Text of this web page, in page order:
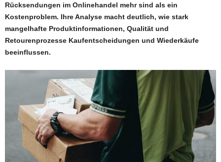
Rücksendungen im Onlinehandel mehr sind als ein
Kostenproblem. Ihre Analyse macht deutlich, wie stark
mangelhafte Produktinformationen, Qualität und
Retourenprozesse Kaufentscheidungen und Wiederkäufe
beeinflussen.